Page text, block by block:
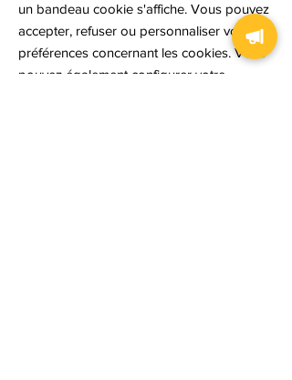
un bandeau cookie s'affiche. Vous pouvez
accepter, refuser ou personnaliser vos
préférences concernant les cookies. Vous
pouvez également configurer votre